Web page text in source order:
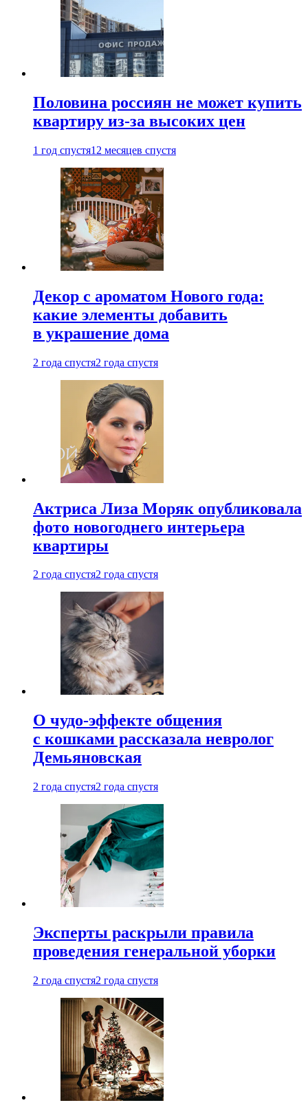
Половина россиян не может купить
квартиру из-за высоких цен
1 год спустя12 месяцев спустя
Декор с ароматом Нового года:
какие элементы добавить
в украшение дома
2 года спустя2 года спустя
Актриса Лиза Моряк опубликовала
фото новогоднего интерьера
квартиры
2 года спустя2 года спустя
О чудо-эффекте общения
с кошками рассказала невролог
Демьяновская
2 года спустя2 года спустя
Эксперты раскрыли правила
проведения генеральной уборки
2 года спустя2 года спустя